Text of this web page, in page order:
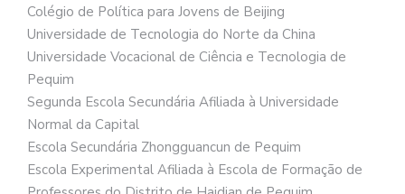
Colégio de Política para Jovens de Beijing
Universidade de Tecnologia do Norte da China
Universidade Vocacional de Ciência e Tecnologia de
Pequim
Segunda Escola Secundária Afiliada à Universidade
Normal da Capital
Escola Secundária Zhongguancun de Pequim
Escola Experimental Afiliada à Escola de Formação de